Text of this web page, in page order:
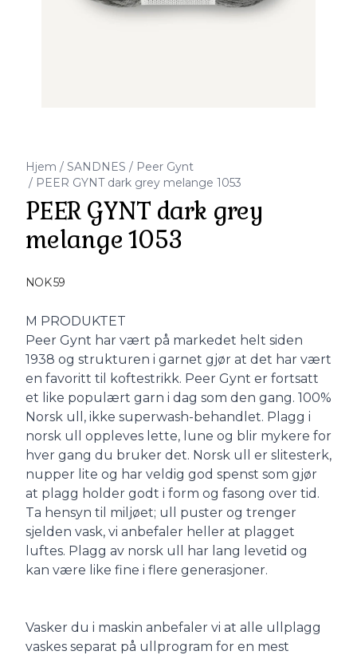
Hjem / SANDNES / Peer Gynt
/ PEER GYNT dark grey melange 1053
PEER GYNT dark grey
melange 1053
NOK 59
Description
M PRODUKTET
Peer Gynt har vært på markedet helt siden
1938 og strukturen i garnet gjør at det har vært
en favoritt til koftestrikk. Peer Gynt er fortsatt
et like populært garn i dag som den gang. 100%
Norsk ull, ikke superwash-behandlet. Plagg i
norsk ull oppleves lette, lune og blir mykere for
hver gang du bruker det. Norsk ull er slitesterk,
nupper lite og har veldig god spenst som gjør
at plagg holder godt i form og fasong over tid.
Ta hensyn til miljøet; ull puster og trenger
sjelden vask, vi anbefaler heller at plagget
luftes. Plagg av norsk ull har lang levetid og
kan være like fine i flere generasjoner.
Vasker du i maskin anbefaler vi at alle ullplagg
vaskes separat på ullprogram for en mest